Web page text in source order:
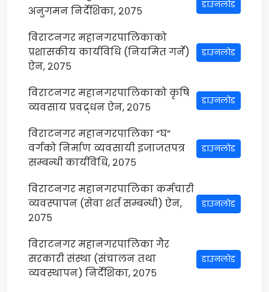
अनुगमन निर्देशिका, २०७५
डाउनलोड
विराटनगर महानगरपालिकाको
प्रशासकीय कार्यविधि (नियमित गर्ने)
ऐन, २०७५
डाउनलोड
विराटनगर महानगरपालिकाको कृषि
व्यवसाय प्रवद्र्धन ऐन, २०७५
डाउनलोड
विराटनगर महानगरपालिका “घ”
वर्गको निर्माण व्यवसायी इजाजतपत्र
सम्बन्धी कार्यविधि, २०७५
डाउनलोड
विराटनगर महानगरपालिका कर्मचारी
व्यवस्पापन (सेवा शर्त सम्बन्धी) ऐन,
२०७५
डाउनलोड
विराटनगर महानगरपालिका गैर
सरकारी संस्था (संचालन तथा
व्यवस्थापन) निर्देशिका, २०७५
डाउनलोड